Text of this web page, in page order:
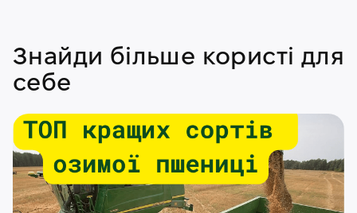
Знайди більше користі для
себе